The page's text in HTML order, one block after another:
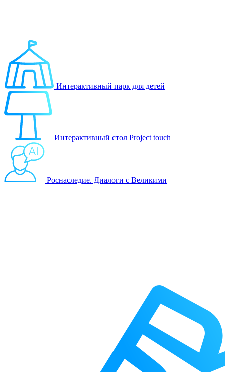
Интерактивный парк для детей
Интерактивный стол Project touch
Роснаследие. Диалоги с Великими